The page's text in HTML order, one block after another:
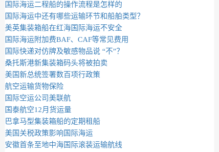
国际海运二程船的操作流程是怎样的
国际海运中还有哪些运输环节和船舶类型？
美英集装箱船在红海国际海运不安全
国际海运附加费BAF、CAF等常见费用
国际快递对仿牌及敏感物品说 “不”？
桑托斯港新集装箱码头将被拍卖
美国新总统签署数百项行政策
航空运输货物保险
国际空运公司美联航
国泰航空12月货运量
巴拿马型集装箱船的定期租船
美国关税政策影响国际海运
安徽首条至地中海国际滚装运输航线